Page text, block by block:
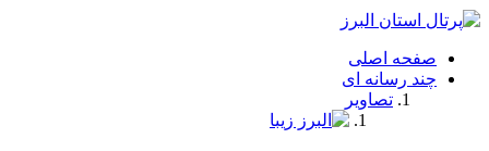
فصد
شرق
تهران
خشکشویی
صفحه اصلی
چند رسانه ای
تصاویر